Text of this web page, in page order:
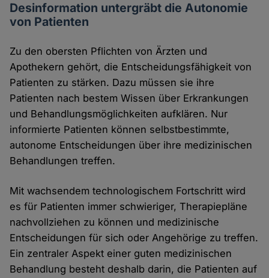
Desinformation untergräbt die Autonomie
von Patienten
Zu den obersten Pflichten von Ärzten und
Apothekern gehört, die Entscheidungsfähigkeit von
Patienten zu stärken. Dazu müssen sie ihre
Patienten nach bestem Wissen über Erkrankungen
und Behandlungsmöglichkeiten aufklären. Nur
informierte Patienten können selbstbestimmte,
autonome Entscheidungen über ihre medizinischen
Behandlungen treffen.
Mit wachsendem technologischem Fortschritt wird
es für Patienten immer schwieriger, Therapiepläne
nachvollziehen zu können und medizinische
Entscheidungen für sich oder Angehörige zu treffen.
Ein zentraler Aspekt einer guten medizinischen
Behandlung besteht deshalb darin, die Patienten auf